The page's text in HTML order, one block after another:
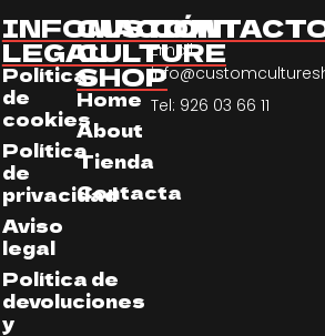
CUSTOM
CULTURE
SHOP
Home
About
Tienda
Contacta
Email:
Tel: 926 03 66 11
INFOMACIÓN
LEGAL
Política
de
cookies
Política
de
privacidad
Aviso
legal
Política de
devoluciones
y